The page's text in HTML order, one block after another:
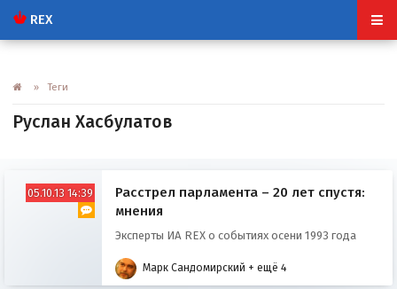
REX
» Теги
Руслан Хасбулатов
05.10.13 14:39
Расстрел парламента – 20 лет спустя:
мнения
Эксперты ИА REX о событиях осени 1993 года
Марк Сандомирский + ещё 4